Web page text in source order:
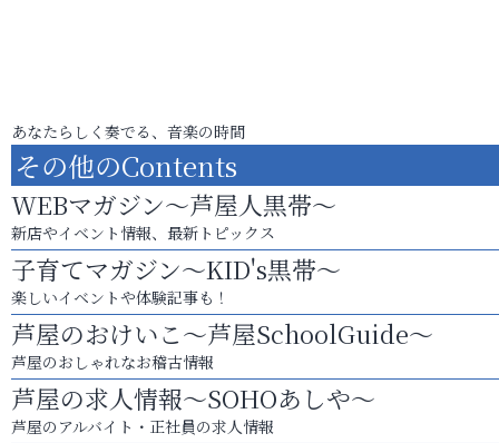
あなたらしく奏でる、音楽の時間
その他のContents
WEBマガジン～芦屋人黒帯～
新店やイベント情報、最新トピックス
子育てマガジン～KID's黒帯～
楽しいイベントや体験記事も！
芦屋のおけいこ～芦屋SchoolGuide～
芦屋のおしゃれなお稽古情報
芦屋の求人情報～SOHOあしや～
芦屋のアルバイト・正社員の求人情報